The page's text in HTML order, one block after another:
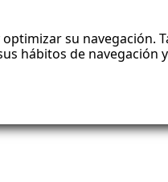
su
hábitos de